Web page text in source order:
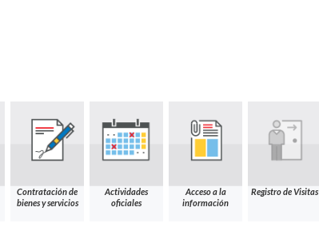
Contratación de
bienes y servicios
Actividades
oficiales
Acceso a la
información
Registro de Visitas